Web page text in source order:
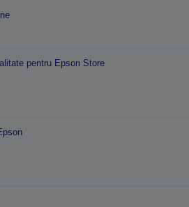
pentru Epson Store